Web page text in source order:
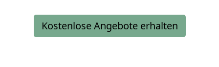
Kostenlose Angebote erhalten